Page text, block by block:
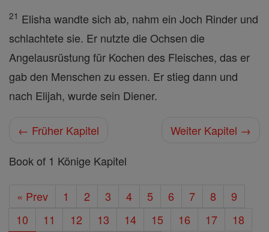
21 Elisha wandte sich ab, nahm ein Joch Rinder und
schlachtete sie. Er nutzte die Ochsen die
Angelausrüstung für Kochen des Fleisches, das er
gab den Menschen zu essen. Er stieg dann und
nach Elijah, wurde sein Diener.
← Früher Kapitel
Weiter Kapitel →
Book of 1 Könige Kapitel
« Prev 1 2 3 4 5 6 7 8
9
10
11 12 13 14 15 16 17
18